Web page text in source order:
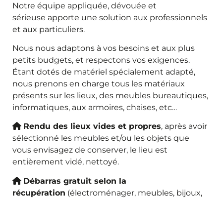
Notre équipe appliquée, dévouée et
sérieuse apporte une solution aux professionnels
et aux particuliers.
Nous nous adaptons à vos besoins et aux plus
petits budgets, et respectons vos exigences.
Étant dotés de matériel spécialement adapté,
nous prenons en charge tous les matériaux
présents sur les lieux, des meubles bureautiques,
informatiques, aux armoires, chaises, etc…
Rendu des lieux vides et propres, après avoir
sélectionné les meubles et/ou les objets que
vous envisagez de conserver, le lieu est
entièrement vidé, nettoyé.
Débarras gratuit selon la
récupération (électroménager, meubles, bijoux,